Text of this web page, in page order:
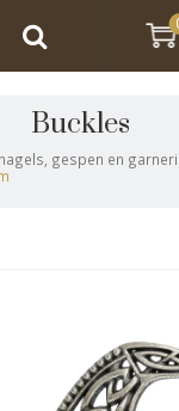
Buckles
gespen en